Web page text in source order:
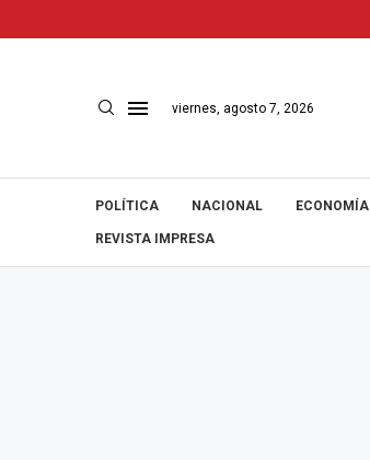
viernes, agosto 7, 2026
POLÍTICA NACIONAL ECONOMÍA
REVISTA IMPRESA